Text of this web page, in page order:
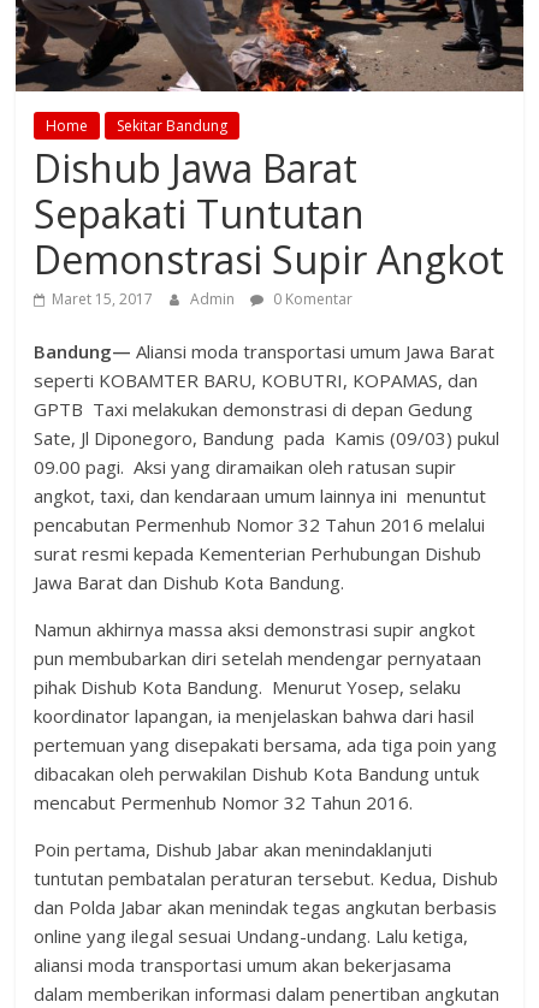
Home Sekitar Bandung
Dishub Jawa Barat
Sepakati Tuntutan
Demonstrasi Supir Angkot
Maret 15, 2017 Admin 0 Komentar
Bandung—Aliansi moda transportasi umum Jawa Barat
seperti KOBAMTER BARU, KOBUTRI, KOPAMAS, dan
GPTB Taxi melakukan demonstrasi di depan Gedung
Sate, Jl Diponegoro, Bandung pada Kamis (09/03) pukul
09.00 pagi. Aksi yang diramaikan oleh ratusan supir
angkot, taxi, dan kendaraan umum lainnya ini menuntut
pencabutan Permenhub Nomor 32 Tahun 2016 melalui
surat resmi kepada Kementerian Perhubungan Dishub
Jawa Barat dan Dishub Kota Bandung.
Namun akhirnya massa aksi demonstrasi supir angkot
pun membubarkan diri setelah mendengar pernyataan
pihak Dishub Kota Bandung. Menurut Yosep, selaku
koordinator lapangan, ia menjelaskan bahwa dari hasil
pertemuan yang disepakati bersama, ada tiga poin yang
dibacakan oleh perwakilan Dishub Kota Bandung untuk
mencabut Permenhub Nomor 32 Tahun 2016.
Poin pertama, Dishub Jabar akan menindaklanjuti
tuntutan pembatalan peraturan tersebut. Kedua, Dishub
dan Polda Jabar akan menindak tegas angkutan berbasis
online yang ilegal sesuai Undang-undang. Lalu ketiga,
aliansi moda transportasi umum akan bekerjasama
dalam memberikan informasi dalam penertiban angkutan